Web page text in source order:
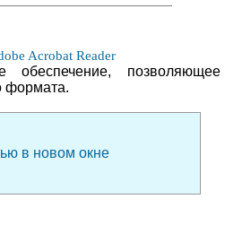
Acrobat Reader
обеспечение, позволяющее
формата.
в новом окне